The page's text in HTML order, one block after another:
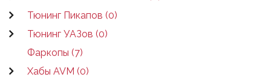
Тюнинг Пикапов (0)
Тюнинг УАЗов (0)
Фаркопы (7)
Хабы AVM (0)